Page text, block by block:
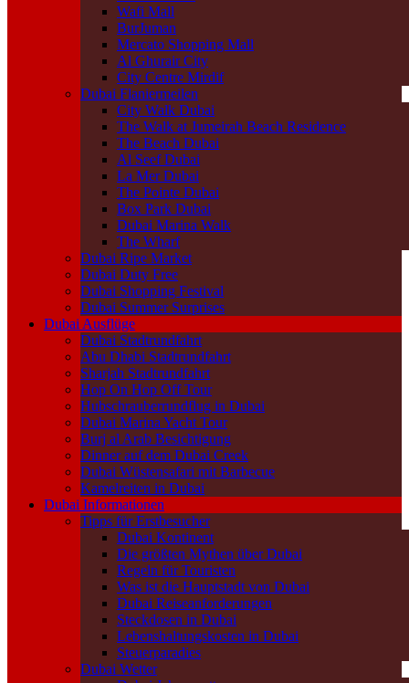
Wafi Mall
BurJuman
Mercato Shopping Mall
Al Ghurair City
City Centre Mirdif
Dubai Flaniermeilen
City Walk Dubai
The Walk at Jumeirah Beach Residence
The Beach Dubai
Al Seef Dubai
La Mer Dubai
The Pointe Dubai
Box Park Dubai
Dubai Marina Walk
The Wharf
Dubai Ripe Market
Dubai Duty Free
Dubai Shopping Festival
Dubai Summer Surprises
Dubai Ausflüge
Dubai Stadtrundfahrt
Abu Dhabi Stadtrundfahrt
Sharjah Stadtrundfahrt
Hop On Hop Off Tour
Hubschrauberrundflug in Dubai
Dubai Marina Yacht Tour
Burj al Arab Besichtigung
Dinner auf dem Dubai Creek
Dubai Wüstensafari mit Barbecue
Kamelreiten in Dubai
Dubai Informationen
Tipps für Erstbesucher
Dubai Kontinent
Die größten Mythen über Dubai
Regeln für Touristen
Was ist die Hauptstadt von Dubai
Dubai Reiseanforderungen
Steckdosen in Dubai
Lebenshaltungskosten in Dubai
Steuerparadies
Dubai Wetter